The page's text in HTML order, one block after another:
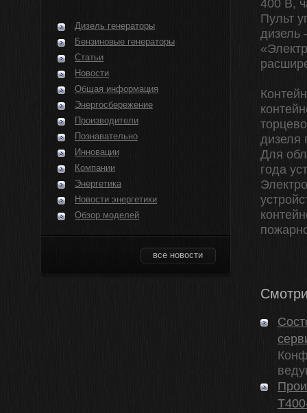
Дизель генераторы
Бензиновые генераторы
Статьи
Новости
Общая информация
Энергосбережение
Производители
Познавательно
Инновации
Компании
Энергетика
Новости энергетики
Обзор моделей
все новости
400 В,
Пульт
дизель
дизеля
Для
года